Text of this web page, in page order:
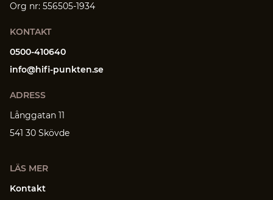
Org nr: 556505-1934
KONTAKT
0500-410640
info@hifi-punkten.se
ADRESS
Långgatan 11
541 30 Skövde
LÄS MER
Kontakt